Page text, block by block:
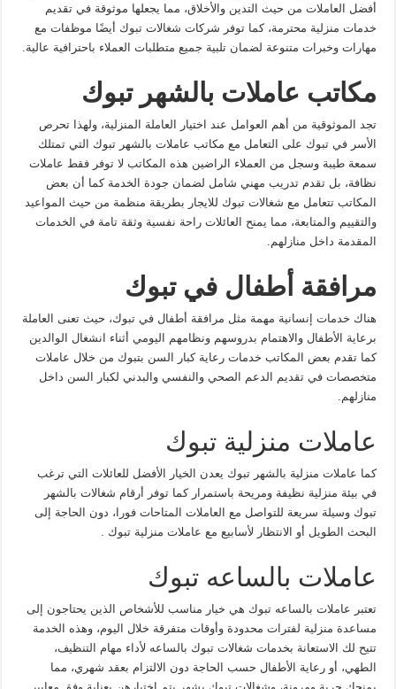
أفضل العاملات من حيث التدين والأخلاق، مما يجعلها موثوقة في تقديم
خدمات منزلية محترمة، كما توفر شركات شغالات تبوك أيضًا موظفات مع
مهارات وخبرات متنوعة لضمان تلبية جميع متطلبات العملاء باحترافية عالية.
مكاتب عاملات بالشهر تبوك
تجد الموثوقية من أهم العوامل عند اختيار العاملة المنزلية، ولهذا تحرص
الأسر في تبوك على التعامل مع مكاتب عاملات بالشهر تبوك التي تمتلك
سمعة طيبة وسجل من العملاء الراضين هذه المكاتب لا توفر فقط عاملات
نظافة، بل تقدم تدريب مهني شامل لضمان جودة الخدمة كما أن بعض
المكاتب تتعامل مع شغالات تبوك للايجار بطريقة منظمة من حيث المواعيد
والتقييم والمتابعة، مما يمنح العائلات راحة نفسية وثقة تامة في الخدمات
المقدمة داخل منازلهم.
مرافقة أطفال في تبوك
هناك خدمات إنسانية مهمة مثل مرافقة أطفال في تبوك، حيث تعنى العاملة
برعاية الأطفال والاهتمام بدروسهم ونظامهم اليومي أثناء انشغال الوالدين
كما تقدم بعض المكاتب خدمات رعاية كبار السن بتبوك من خلال عاملات
متخصصات في تقديم الدعم الصحي والنفسي والبدني لكبار السن داخل
منازلهم.
عاملات منزلية تبوك
كما عاملات منزلية بالشهر تبوك يعدن الخيار الأفضل للعائلات التي ترغب
في بيئة منزلية نظيفة ومريحة باستمرار كما توفر أرقام شغالات بالشهر
تبوك وسيلة سريعة للتواصل مع العاملات المتاحات فورا، دون الحاجة إلى
البحث الطويل أو الانتظار لأسابيع مع عاملات منزلية تبوك .
عاملات بالساعه تبوك
تعتبر عاملات بالساعه تبوك هي خيار مناسب للأشخاص الذين يحتاجون إلى
مساعدة منزلية لفترات محدودة وأوقات متفرقة خلال اليوم، وهذه الخدمة
تتيح لك الاستعانة بخدمات شغالات تبوك بالساعه لأداء مهام التنظيف،
الطهي، أو رعاية الأطفال حسب الحاجة دون الالتزام بعقد شهري، مما